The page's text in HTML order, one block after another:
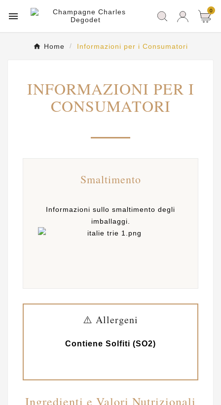
 0
Home Informazioni per i Consumatori
INFORMAZIONI PER I
CONSUMATORI
Smaltimento
Informazioni sullo smaltimento degli
imballaggi.
⚠️ Allergeni
Contiene Solfiti (SO2)
Ingredienti e Valori Nutrizionali